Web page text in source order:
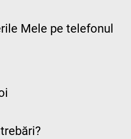
Mele pe telefonul